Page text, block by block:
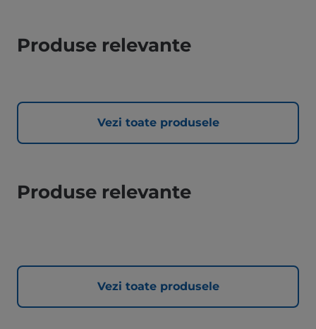
Produse relevante
Vezi toate produsele
Produse relevante
Vezi toate produsele